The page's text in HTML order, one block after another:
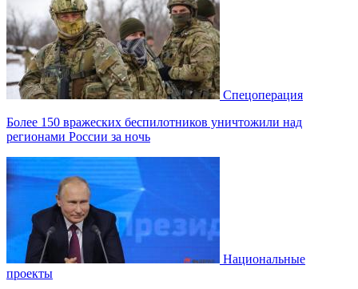
Спецоперация
Более 150 вражеских беспилотников уничтожили над
регионами России за ночь
Национальные
проекты